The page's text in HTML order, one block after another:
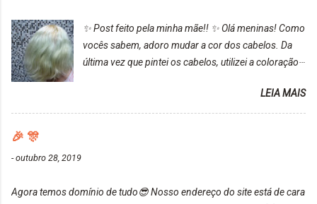
tinta ficava manchado. Meu banheiro inteiro ficou
rosa, minha mão, meu corpo todo, porém, ela tem
uma fixação muito boa (Deu para perceber kkk) Sem
✨ Post feito pela minha mãe!! ✨ Olá meninas! Como
vocês sabem, adoro mudar a cor dos cabelos. Da
última vez que pintei os cabelos, utilizei a coloração
ressaltar que meu cabelo estava platinado. O tom
ficou um rosa antigo, cobriu muito bem e não
de inúmeras lavagens, meu cabelo teve um bom
LEIA MAIS
🎉 🎊
-outubro 28, 2019
Agora temos domínio de tudo😎 Nosso endereço do site está de cara